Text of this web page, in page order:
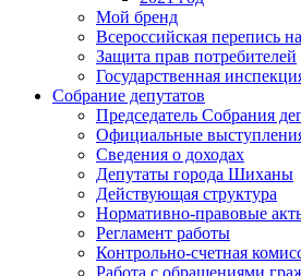
Мой бренд
Всероссийская перепись
Защита прав потребителей
Государственная
Собрание депутатов
Председатель Собрания
Официальные
Сведения о доходах
Депутаты города Шиханы
Действующая структура
Нормативно-правовые
Регламент работы
Контрольно-счетная
Работа с обращениями